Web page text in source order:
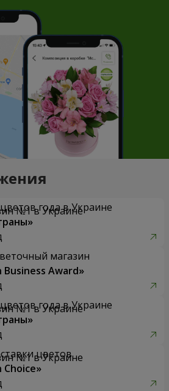
года в Украине
магазин
Business Award»
года в Украине
цветов
Choice»